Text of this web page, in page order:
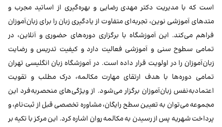
است که با مدیریت دکتر مهدی رضایی و بهره‌گیری از اساتید مجرب و
متدهای آموزشی نوین، تجربه‌ای متفاوت از یادگیری زبان را برای زبان‌آموزان
فراهم می‌کند. این آموزشگاه با برگزاری دوره‌های حضوری و آنلاین، در
تمامی سطوح سنی و آموزشی فعالیت دارد و کیفیت تدریس و رضایت
زبان‌آموزان را در اولویت قرار داده است. در آموزشگاه زبان انگلیسی تهران
تمامی دوره‌ها با هدف ارتقای مهارت مکالمه، درک مطلب و تقویت
اعتمادبه‌نفس زبان‌آموزان برگزار می‌شود. از ویژگی‌های منحصربه‌فرد این
مجموعه می‌توان به تعیین سطح رایگان، مشاوره تخصصی قبل از ثبت‌نام، و
پرداخت شهریه پس از رسیدن به مکالمه روان اشاره کرد. این مرکز با تکیه بر